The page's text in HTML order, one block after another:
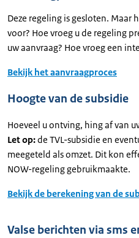
Deze regeling is gesloten. Maar
voor? Hoe vroeg u de regeling
uw aanvraag? Hoe vroeg een
Bekijk het aanvraagproces
Hoogte van de subsidie
Hoeveel u ontving, hing af van
Let op:de TVL-subsidie en
meegeteld als omzet. Dit kon
NOW-regeling gebruikmaakte.
Bekijk de berekening van de
Valse berichten via sms